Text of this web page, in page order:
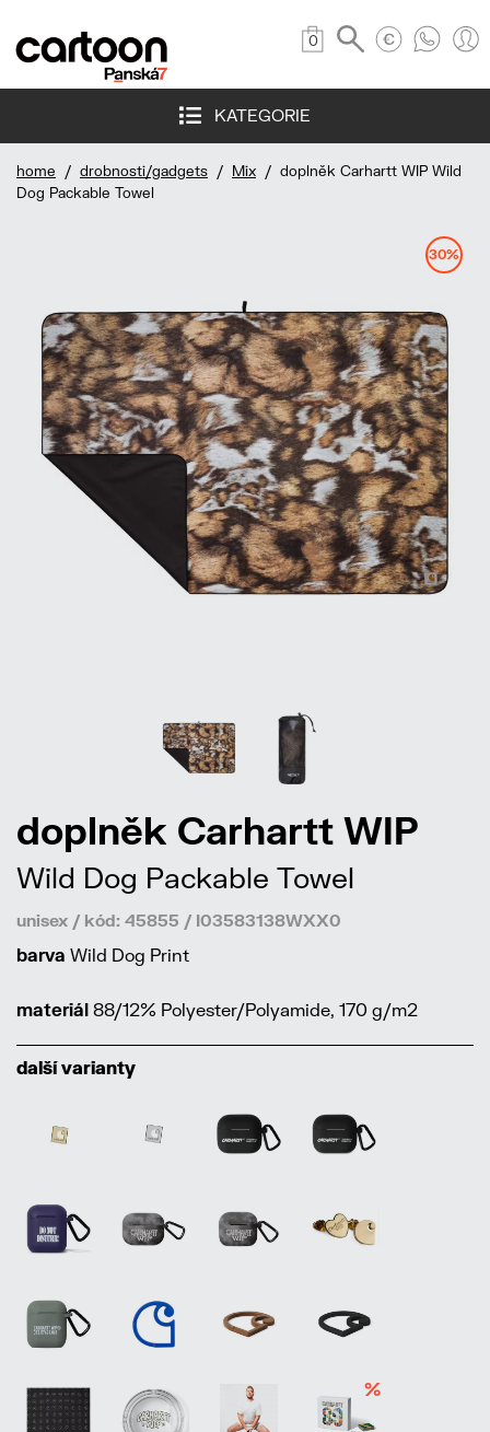
0
KATEGORIE
home / drobnosti/gadgets / Mix / doplněk Carhartt WIP Wild
Dog Packable Towel
30%
doplněk Carhartt WIP
Wild Dog Packable Towel
unisex / kód: 45855 / I03583138WXX0
barva Wild Dog Print
materiál 88/12% Polyester/Polyamide, 170 g/m2
další varianty
%